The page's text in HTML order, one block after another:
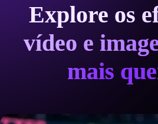
Explore os
vídeo e
mais